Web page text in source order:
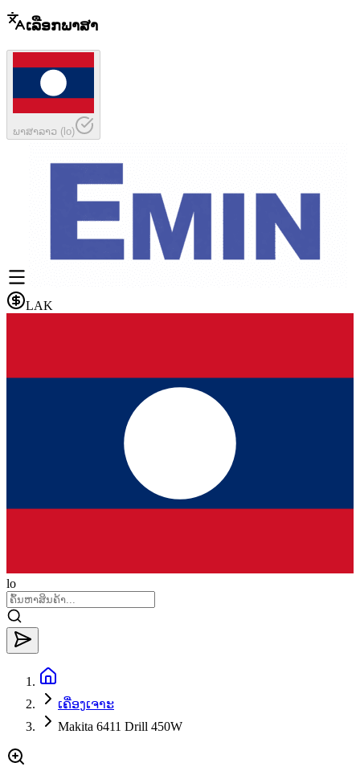
ເລືອກພາສາ
ພາສາລາວ (lo)
LAK
lo
ເຄື່ອງເຈາະ
Makita 6411 Drill 450W